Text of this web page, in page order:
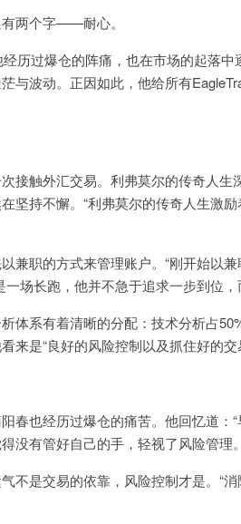
两个字——耐心。
历过爆仓的阵痛，也在市场的起落
与波动。正因如此，他给所有
接触外汇交易。利弗莫尔的传奇人
坚持不懈。“利弗莫尔的传奇人生激励
兼职的方式来管理账户。“刚开始以
场长跑，他并不急于追求一步到位，
体系有着清晰的分配：技术分析占
来是“良好的风险控制以及抓住好的交
春也经历过爆仓的痛苦。他回忆道
没有管好自己的手，轻视了风险管理
不是交易的依靠，风险控制才是。“